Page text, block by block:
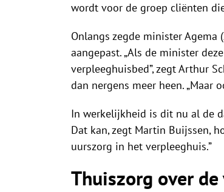
wordt voor de groep cliënten
Onlangs zegde minister
aangepast. „Als de minister
verpleeghuisbed”, zegt Arthur
dan nergens meer heen. „Maar
In werkelijkheid is dit nu al de
Dat kan, zegt Martin Buijssen,
uurszorg in het verpleeghuis.”
Thuiszorg over